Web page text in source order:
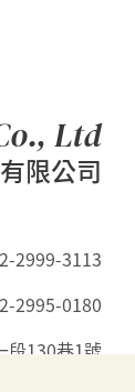
Ltd
限公司
2999-3113
2995-0180
段130巷1號